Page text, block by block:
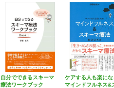
自分でできるスキーマ
療法ワークブック
ケアする人も楽にな
マインドフルネス&